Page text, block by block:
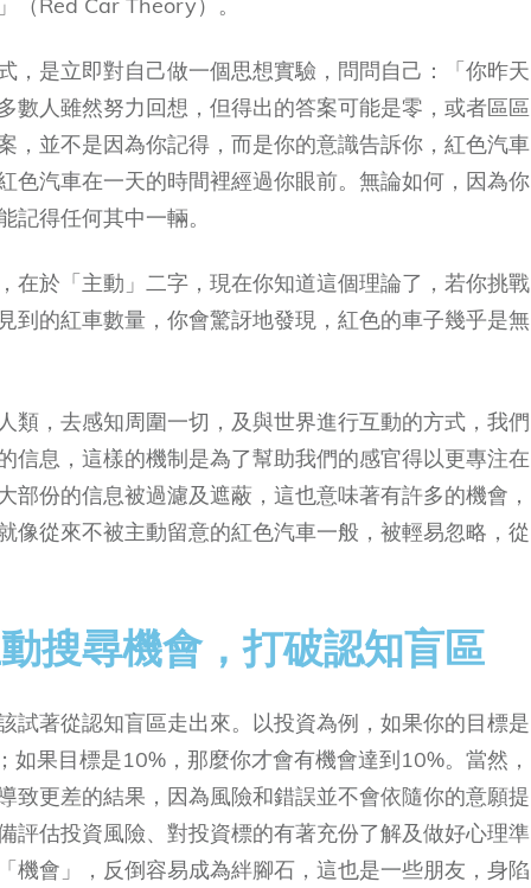
，是立即對自己做一個思想實驗，問問自己：「你昨天
數人雖然努力回想，但得出的答案可能是零，或者區區
，並不是因為你記得，而是你的意識告訴你，紅色汽車
色汽車在一天的時間裡經過你眼前。無論如何，因為你
記得任何其中一輛。
在於「主動」二字，現在你知道這個理論了，若你挑戰
到的紅車數量，你會驚訝地發現，紅色的車子幾乎是無
類，去感知周圍一切，及與世界進行互動的方式，我們
信息，這樣的機制是為了幫助我們的感官得以更專注在
部份的信息被過濾及遮蔽，這也意味著有許多的機會，
像從來不被主動留意的紅色汽車一般，被輕易忽略，從
搜尋機會，打破認知盲區
試著從認知盲區走出來。以投資為例，如果你的目標是
如果目標是10%，那麼你才會有機會達到10%。當然，
致更差的結果，因為風險和錯誤並不會依隨你的意願提
評估投資風險、對投資標的有著充份了解及做好心理準
機會」，反倒容易成為絆腳石，這也是一些朋友，身陷